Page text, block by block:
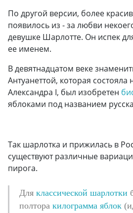
По другой версии, более
появилось из - за любви
девушке Шарлотте. Он испек
ее именем.
В девятнадцатом веке
Антуанеттой, которая состояла
Александра I, был изобретен
яблоками под названием
Так шарлотка и прижилась в
существуют различные
пирога.
Для классической шарлотки
полтора килограмма яблок